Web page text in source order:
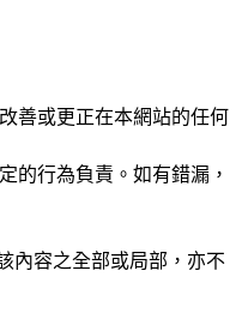
善或更正在本網站的任何
的行為負責。如有錯漏，
內容之全部或局部，亦不